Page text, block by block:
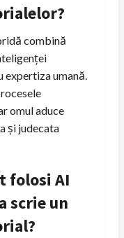
combină
expertiza umană.
omul aduce
și judecata
folosi AI
scrie un